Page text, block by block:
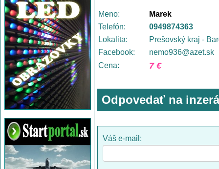
Meno:
Marek
Telefón:
0949874363
Lokalita:
Prešovský kraj -
Facebook:
nemo936@azet.sk
Cena:
7 €
Odpovedať na
Váš e-mail: